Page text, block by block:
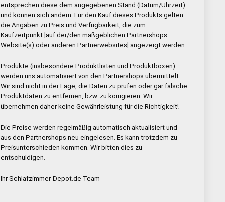
entsprechen diese dem angegebenen Stand (Datum/Uhrzeit)
und können sich ändern. Für den Kauf dieses Produkts gelten
die Angaben zu Preis und Verfügbarkeit, die zum
Kaufzeitpunkt [auf der/den maßgeblichen Partnershops
Website(s) oder anderen Partnerwebsites] angezeigt werden.
Produkte (insbesondere Produktlisten und Produktboxen)
werden uns automatisiert von den Partnershops übermittelt.
Wir sind nicht in der Lage, die Daten zu prüfen oder gar falsche
Produktdaten zu entfernen, bzw. zu korrigieren. Wir
übernehmen daher keine Gewährleistung für die Richtigkeit!
Die Preise werden regelmäßig automatisch aktualisiert und
aus den Partnershops neu eingelesen. Es kann trotzdem zu
Preisunterschieden kommen. Wir bitten dies zu
entschuldigen.
Ihr Schlafzimmer-Depot.de Team